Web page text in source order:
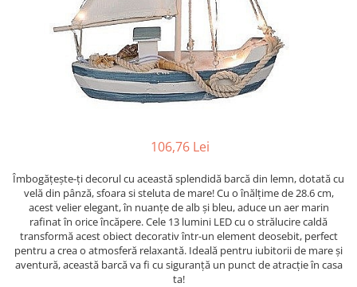
Barci, vapoare, ambarcatiuni
Decoratiuni care se agata
106,76 Lei
Îmbogățește-ți decorul cu această splendidă barcă din lemn, dotată cu
velă din pânză, sfoara si steluta de mare! Cu o înălțime de 28.6 cm,
acest velier elegant, în nuanțe de alb și bleu, aduce un aer marin
rafinat în orice încăpere. Cele 13 lumini LED cu o strălucire caldă
transformă acest obiect decorativ într-un element deosebit, perfect
pentru a crea o atmosferă relaxantă. Ideală pentru iubitorii de mare și
aventură, această barcă va fi cu siguranță un punct de atracție în casa
ta!